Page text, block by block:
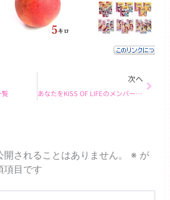
覧
次へ
あなたをKISS OF LIFEのメンバーに例えると… ナッティ！
されることはありません。 ※ が
項目です